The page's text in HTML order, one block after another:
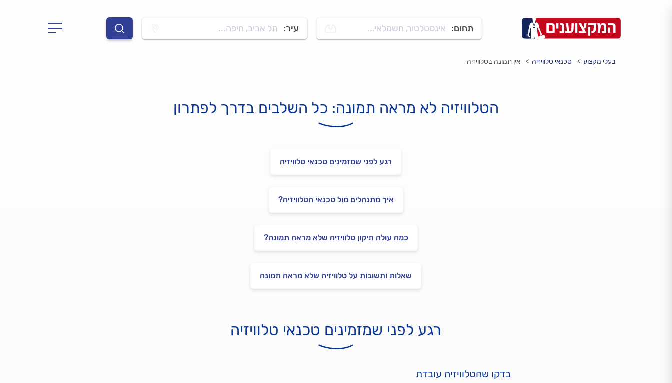
תחום: אינסטלטור, חשמלאי... עיר: תל אביב, חיפה...
בעלי מקצוע טכנאי טלוויזיה אין תמונה בטלוויזיה
הטלוויזיה לא מראה תמונה: כל השלבים בדרך לפתרון
רגע לפני שמזמינים טכנאי טלוויזיה
איך מתנהלים מול טכנאי הטלוויזיה?
כמה עולה תיקון טלוויזיה שלא מראה תמונה?
שאלות ותשובות על טלוויזיה שלא מראה תמונה
רגע לפני שמזמינים טכנאי טלוויזיה
בדקו שהטלוויזיה עובדת